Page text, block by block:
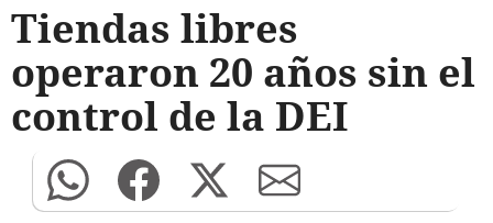
Tiendas libres
operaron 20 años sin el
control de la DEI